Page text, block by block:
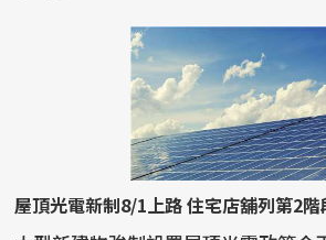
屋頂光電新制8/1上路 住宅店舖列第2